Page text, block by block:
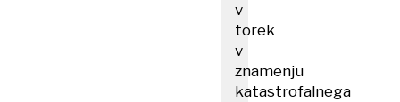
v
torek
v
znamenju
katastrofalnega